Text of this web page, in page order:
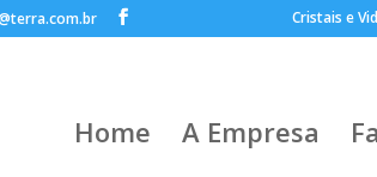
Cristais e
Home A Empresa